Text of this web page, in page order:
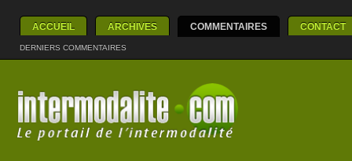
ACCUEIL ARCHIVES COMMENTAIRES CONTACT
DERNIERS COMMENTAIRES